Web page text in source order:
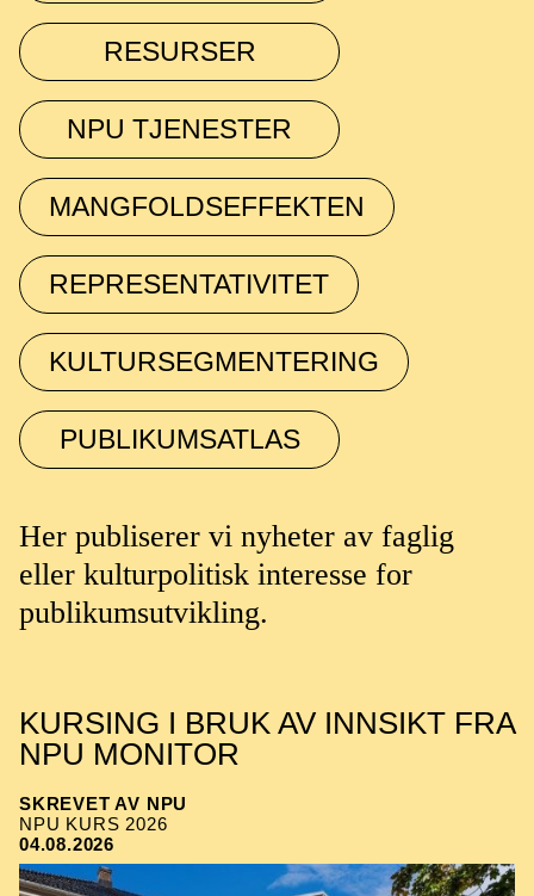
RESURSER
NPU TJENESTER
MANGFOLDSEFFEKTEN
REPRESENTATIVITET
KULTURSEGMENTERING
PUBLIKUMSATLAS
Her publiserer vi nyheter av faglig
eller kulturpolitisk interesse for
publikumsutvikling.
KURSING I BRUK AV INNSIKT FRA
NPU MONITOR
SKREVET AV NPU
NPU KURS 2026
04.08.2026